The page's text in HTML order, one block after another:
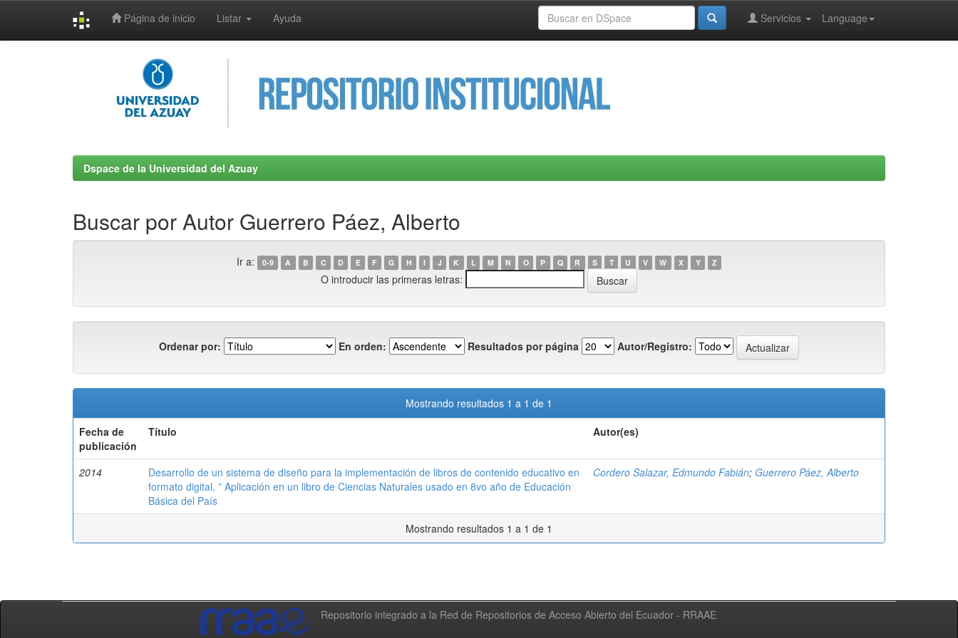
Página de inicio Listar Ayuda Language
Servicios
Dspace de la Universidad del Azuay
Buscar por Autor Guerrero Páez, Alberto
Ir a: 0-9 A B C D E F G H I J K L M N O P Q R S T U V W X Y Z
O introducir las primeras letras:
Ordenar por: En orden: Resultados por página Autor/Registro:
Mostrando resultados 1 a 1 de 1
Fecha de
publicación
Título Autor(es)
2014
Desarrollo de un sistema de diseño para la implementación de libros de contenido educativo en
formato digital. ” Aplicación en un libro de Ciencias Naturales usado en 8vo año de Educación
Básica del País
Cordero Salazar, Edmundo Fabián; Guerrero Páez, Alberto
Mostrando resultados 1 a 1 de 1
Repositorio integrado a la Red de Repositorios de Acceso Abierto del Ecuador - RRAAE